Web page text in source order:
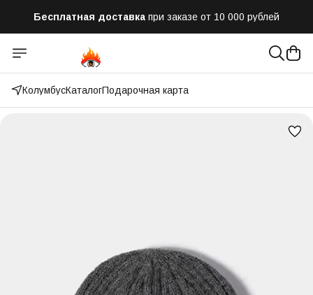
Бесплатная доставка при заказе от 10 000 рублей
Отправим заказ в течении часа после оформления
Оплатим до 50% доставки
КолумбусКаталогПодарочная карта